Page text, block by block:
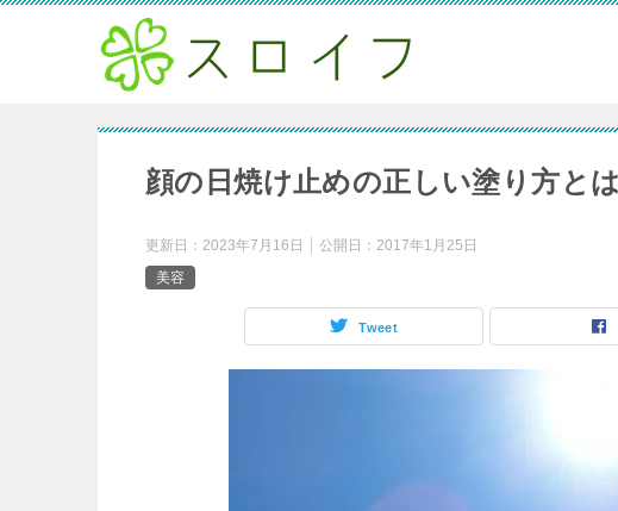
顔の日焼け止めの正しい塗り方と
更新日： 2023年7月16日 公開日： 2017年1月25日
美容
Tweet